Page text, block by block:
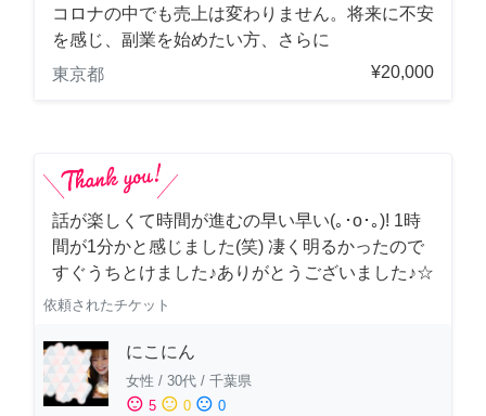
コロナの中でも売上は変わりません。将来に不安
を感じ、副業を始めたい方、さらに
東京都
¥20,000
話が楽しくて時間が進むの早い早い(｡･о･｡)! 1時
間が1分かと感じました(笑) 凄く明るかったので
すぐうちとけました♪ありがとうございました♪☆
依頼されたチケット
にこにん
女性 / 30代 / 千葉県
sentiment_satisfied 5 sentiment_neutral 0 sentiment_dissatisfied 0